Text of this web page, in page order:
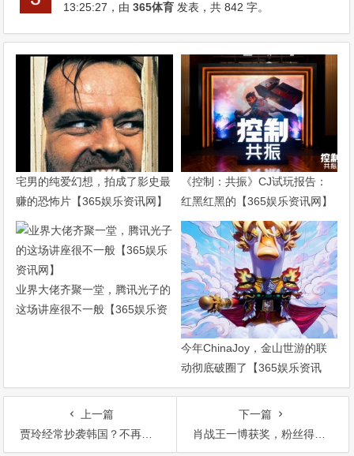
13:25:27 ，由365体育 发表，共 842 字。
宅男的纯爱幻想，拍成了影史最
赚的恐怖片【365娱乐资讯网】
《控制：共振》CJ试玩报告：
红黑红黑的【365娱乐资讯网】
业界大佬齐聚一堂，腾讯光子的
这场讲座很不一般【365娱乐资
今年ChinaJoy，金山世游的联
动彻底破圈了【365娱乐资讯
网】
上一篇
贾玲经常抄袭韩国？不再全民皆爱？【365娱乐资讯网】
下一篇
肖战王一博获奖，粉丝得知后太激动【365娱乐资讯网】